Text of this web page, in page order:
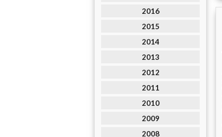
2016
2015
2014
2013
2012
2011
2010
2009
2008